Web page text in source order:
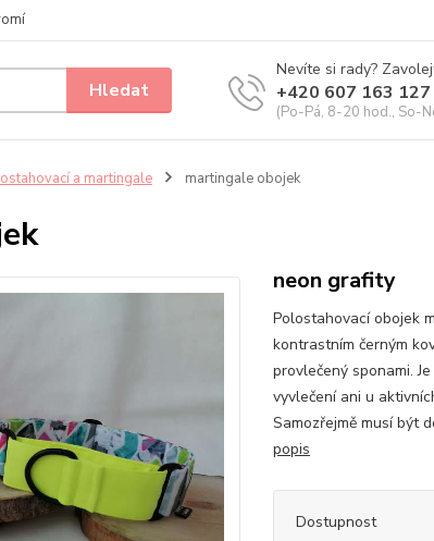
Hledat
Nevíte si rady?
+420 607 163 127
(Po-Pá, 8-20 hod., So-
a martingale martingale obojek
neon grafity
Polostahovací obojek
kontrastním černým
provlečený sponami.
vyvlečení ani u
Samozřejmě musí být
popis
Dostupnost